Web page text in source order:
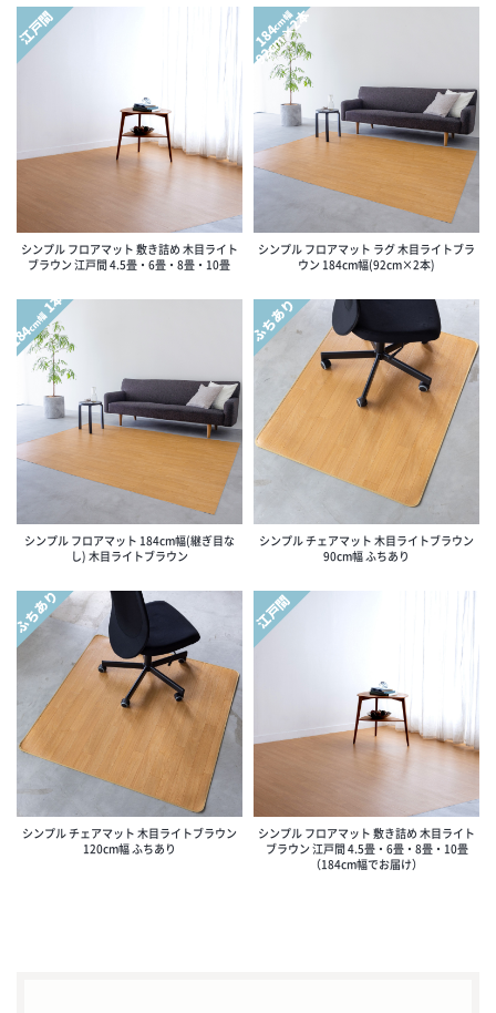
江戸間
シンプル フロアマット 敷き詰め 木目ライト
ブラウン 江戸間 4.5畳・6畳・8畳・10畳
184cm幅
92cm×2本
シンプル フロアマット ラグ 木目ライトブラ
ウン 184cm幅(92cm×2本)
184cm幅
1本
シンプル フロアマット 184cm幅(継ぎ目な
し) 木目ライトブラウン
ふちあり
シンプル チェアマット 木目ライトブラウン
90cm幅 ふちあり
ふちあり
シンプル チェアマット 木目ライトブラウン
120cm幅 ふちあり
江戸間
シンプル フロアマット 敷き詰め 木目ライト
ブラウン 江戸間 4.5畳・6畳・8畳・10畳
（184cm幅でお届け）